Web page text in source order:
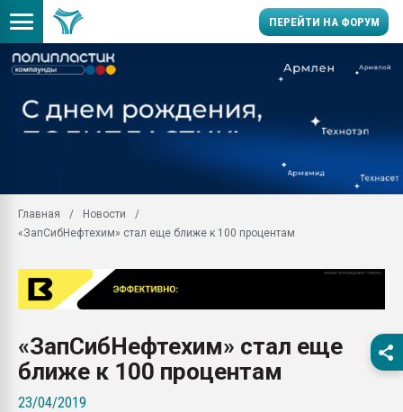
ПЕРЕЙТИ НА ФОРУМ
умельцы изготовили
колонок полностью из
Продажа готового
производство SPC
29.07.2026 ФРП помог
ближайшее
Подмосковье, Москва
Главная
Новости
«ЗапСибНефтехим» стал еще ближе к 100 процентам
«ЗапСибНефтехим» стал еще
ближе к 100 процентам
23/04/2019